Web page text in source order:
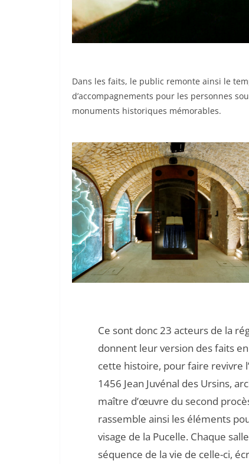
Dans les faits, le public remonte ainsi le
d’accompagnements pour les personnes
monuments historiques mémorables.
Ce sont donc 23 acteurs de la
donnent leur version des faits
cette histoire, pour faire revivre
1456 Jean Juvénal des Ursins,
maître d’œuvre du second
rassemble ainsi les éléments
visage de la Pucelle. Chaque
séquence de la vie de celle-ci,